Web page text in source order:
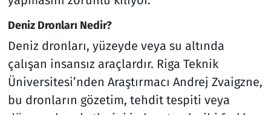
Deniz Dronları Nedir?
Deniz dronları, yüzeyde veya su altında
çalışan insansız araçlardır. Riga Teknik
Üniversitesi’nden Araştırmacı Andrej Zvaigzne,
bu dronların gözetim, tehdit tespiti veya